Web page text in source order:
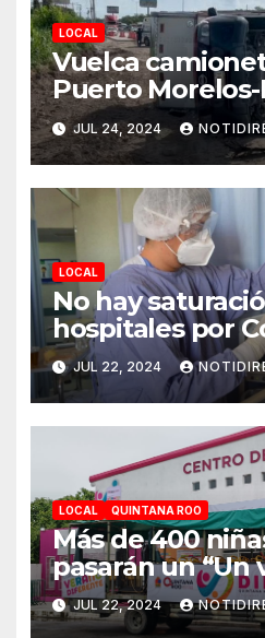
LOCAL
Vuelca
Puerto Morelos-
Carmen
JUL 24, 2024
LOCAL
No hay
hospitales por
Playa del
JUL 22, 2024
LOCAL QUINTANA ROO
Más de 400
pasarán un “Un
DIFerente” en
Mara Lezama
JUL 22, 2024